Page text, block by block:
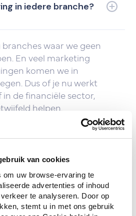
van cookies
om uw browse-ervaring te
advertenties of inhoud
te analyseren. Door op
stemt u in met ons gebruik
in iedere branche?
waar we geen
En veel marketing
komen we in
Dus of je nu werkt
de financiële sector,
helpen.
met marketing
kennen ze zeker niet